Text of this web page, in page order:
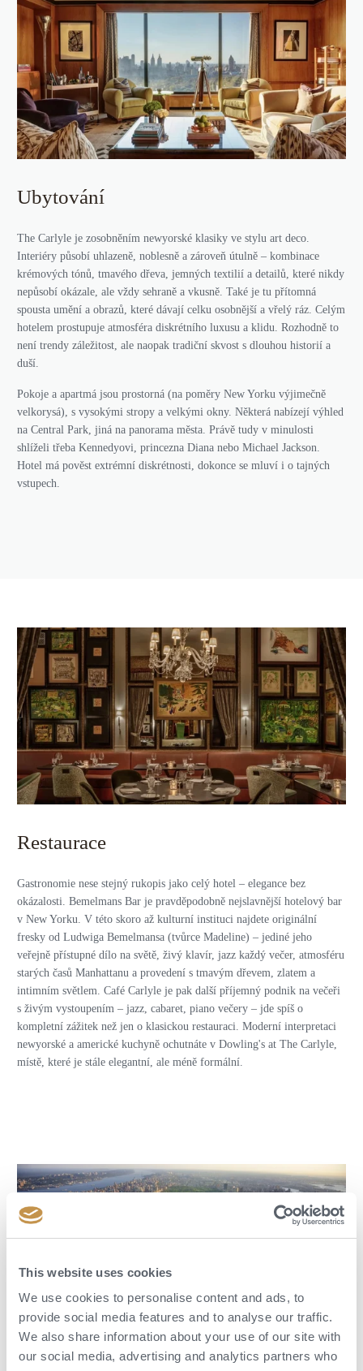
This website uses cookies
We use cookies to personalise content and ads, to
provide social media features and to analyse our traffic.
We also share information about your use of our site with
our social media, advertising and analytics partners who
Ubytování
The Carlyle je zosobněním newyorské klasiky ve stylu art deco.
Interiéry působí uhlazeně, noblesně a zároveň útulně – kombinace
krémových tónů, tmavého dřeva, jemných textilií a detailů, které nikdy
nepůsobí okázale, ale vždy sehraně a vkusně. Také je tu přítomná
spousta umění a obrazů, které dávají celku osobnější a vřelý ráz. Celým
hotelem prostupuje atmosféra diskrétního luxusu a klidu. Rozhodně to
není trendy záležitost, ale naopak tradiční skvost s dlouhou historií a
duší.
Pokoje a apartmá jsou prostorná (na poměry New Yorku výjimečně
velkorysá), s vysokými stropy a velkými okny. Některá nabízejí výhled
na Central Park, jiná na panorama města. Právě tudy v minulosti
shlíželi třeba Kennedyovi, princezna Diana nebo Michael Jackson.
Hotel má pověst extrémní diskrétnosti, dokonce se mluví i o tajných
vstupech.
Restaurace
Gastronomie nese stejný rukopis jako celý hotel – elegance bez
okázalosti. Bemelmans Bar je pravděpodobně nejslavnější hotelový bar
v New Yorku. V této skoro až kulturní instituci najdete originální
fresky od Ludwiga Bemelmansa (tvůrce Madeline) – jediné jeho
veřejně přístupné dílo na světě, živý klavír, jazz každý večer, atmosféru
starých časů Manhattanu a provedení s tmavým dřevem, zlatem a
intimním světlem. Café Carlyle je pak další příjemný podnik na večeři
s živým vystoupením – jazz, cabaret, piano večery – jde spíš o
kompletní zážitek než jen o klasickou restauraci. Moderní interpretaci
newyorské a americké kuchyně ochutnáte v Dowling's at The Carlyle,
místě, které je stále elegantní, ale méně formální.